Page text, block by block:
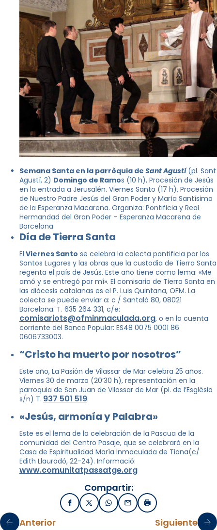
Semana Santa en la parròquia de Sant Agustí (pl. Sant
Agustí, 2) Domingo de Ramos (10 h), Procesión de Jesús
en la entrada a Jerusalén. Viernes Santo (17 h), Procesión
de Nuestro Padre Jesús del Gran Poder y María Santísima
de la Esperanza Macarena. Organiza: Pontificia y Real
Hermandad del Gran Poder – Esperanza Macarena de
Barcelona.
Día de Tierra Santa
El Viernes Santo se celebra la colecta pontificia por los
Santos Lugares y las obras que la custodia de Tierra Santa
regenta el país de Jesús. Este año tiene como lema: «Me
amó y se entregó por mí». El comisario de Tierra Santa en
las diócesis catalanas es el P. Luis Quintana, OFM. La
colecta se puede enviar a: c / Santaló 80, 08021
Barcelona. T. 635 264 331, c/e:
comisariots@ofminmaculada.org, o en la cuenta
corriente del Banco Popular: ES48 0075 0001 86
0606733003.
“Cristo ha muerto por nosotros”
Este año, La Pasión de Vilassar de Mar celebra 25 años.
Viernes 30 de marzo (20’30 h), representación en la
parroquia de San Juan de Vilassar de Mar (pl. de l’Església
s/n) T. 937 501 519.
«Jesús, armonía y Palabra»
Este es el lema de la celebración de la Pascua de la
comunidad del Centro Pasaje, que se celebrará en la
Casa de Espiritualidad María Inmaculada de Tiana(c/
Edith Llauradó, 22-24). Informació:
www.comunitatpassatge.org
Compartir:
FacebookX / TwitterWhatsApp
EmailImprimir
Anterior Siguiente